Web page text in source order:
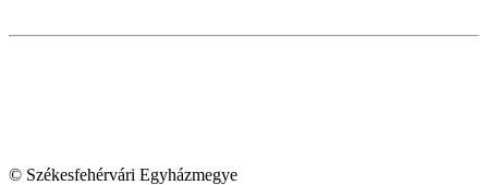
© Székesfehérvári Egyházmegye